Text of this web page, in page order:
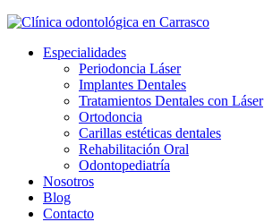
Especialidades
Periodoncia Láser
Implantes Dentales
Tratamientos Dentales con Láser
Ortodoncia
Carillas estéticas dentales
Rehabilitación Oral
Odontopediatría
Nosotros
Blog
Contacto